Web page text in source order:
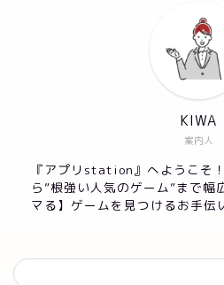
案内人
KIWA
『アプリstation』へようこそ
ら”根強い人気のゲーム”まで幅
マる】ゲームを見つけるお手伝